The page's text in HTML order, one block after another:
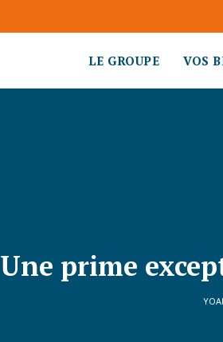
LE GROUPE VOS
Une prime